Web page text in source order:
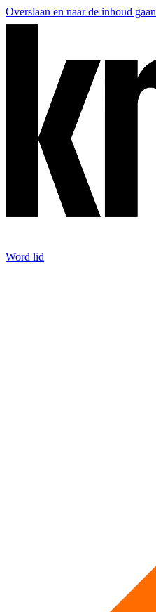
Overslaan en naar de inhoud gaan
Word lid